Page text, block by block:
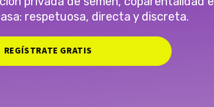
respetuosa, directa y discreta.
REGÍSTRATE GRATIS